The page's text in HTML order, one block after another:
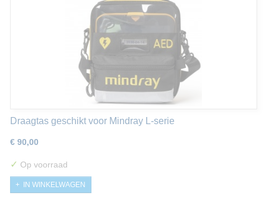
Draagtas geschikt voor Mindray L-serie
€ 90,00
✓ Op voorraad
IN WINKELWAGEN